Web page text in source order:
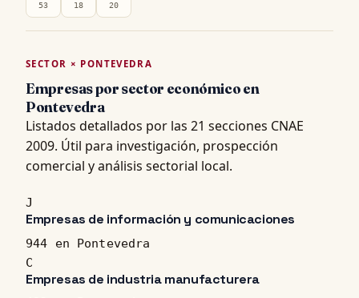
53 18 20
SECTOR × PONTEVEDRA
Empresas por sector económico en
Pontevedra
Listados detallados por las 21 secciones CNAE
2009. Útil para investigación, prospección
comercial y análisis sectorial local.
J
Empresas de información y comunicaciones
944 en Pontevedra
C
Empresas de industria manufacturera